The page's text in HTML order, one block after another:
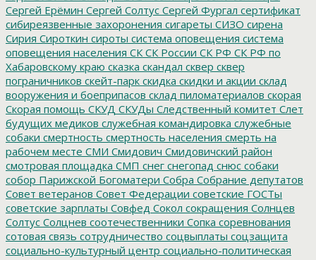
Сергей Ерёмин Сергей Солтус Сергей Фургал сертификат
сибиреязвенные захоронения сигареты СИЗО сирена
Сирия Сироткин сироты система оповещения система
оповещения населения СК СК России СК РФ СК РФ по
Хабаровскому краю сказка скандал сквер сквер
пограничников скейт-парк скидка скидки и акции склад
вооружения и боеприпасов склад пиломатериалов скорая
Скорая помощь СКУД СКУДы Следственный комитет Слет
будущих медиков служебная командировка служебные
собаки смертность смертность населения смерть на
рабочем месте СМИ Смидович Смидовичский район
смотровая площадка СМП снег снегопад снюс собаки
собор Парижской Богоматери Собра Собрание депутатов
Совет ветеранов Совет Федерации советские ГОСТы
советские зарплаты Совфед Сокол сокращения Солнцев
Солтус Солцнев соотечественники Сопка соревнования
сотовая связь сотрудничество соцвыплаты соцзащита
социально-культурный центр социально-политическая